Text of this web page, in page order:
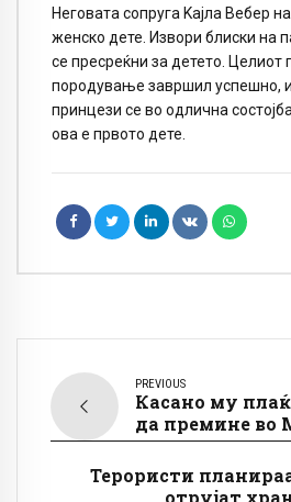
Неговата сопруга Kајла Вебер
женско дете. Извори блиски на
се пресреќни за детето. Целиот
породување завршил успешно, и
принцези се во одлична
ова е првото дете.
PREVIOUS
Касано му
да премине во
Терористи
отрујат